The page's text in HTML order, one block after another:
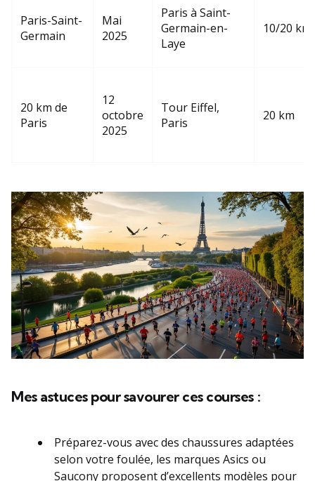
Paris-Saint-
Germain
Mai
2025
Paris à Saint-
Germain-en-
Laye
10/20 km
20 km de
Paris
12
octobre
2025
Tour Eiffel,
Paris
20 km
Mes astuces pour savourer ces courses :
Préparez-vous avec des chaussures adaptées
selon votre foulée, les marques Asics ou
Saucony proposent d’excellents modèles pour